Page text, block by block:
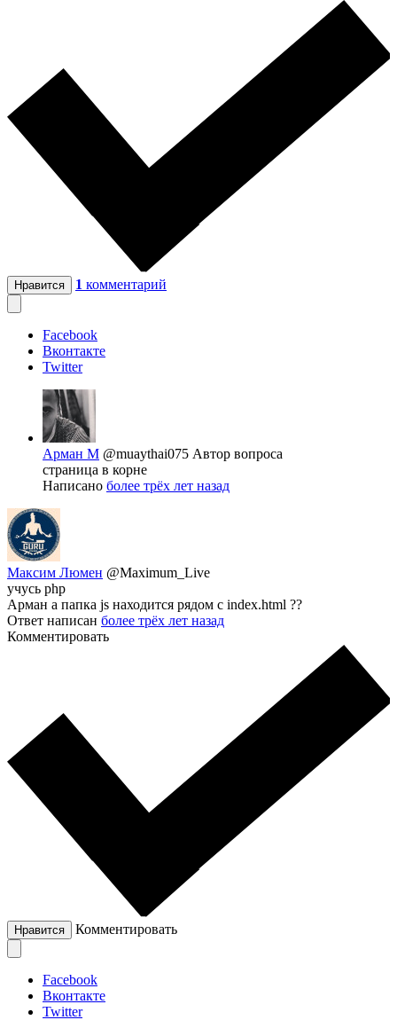
Нравится 1 комментарий
Facebook
Вконтакте
Twitter
Арман М @muaythai075 Автор вопроса
страница в корне
Написано более трёх лет назад
Максим Люмен @Maximum_Live
учусь php
Арман а папка js находится рядом с index.html ??
Ответ написан более трёх лет назад
Комментировать
Нравится Комментировать
Facebook
Вконтакте
Twitter